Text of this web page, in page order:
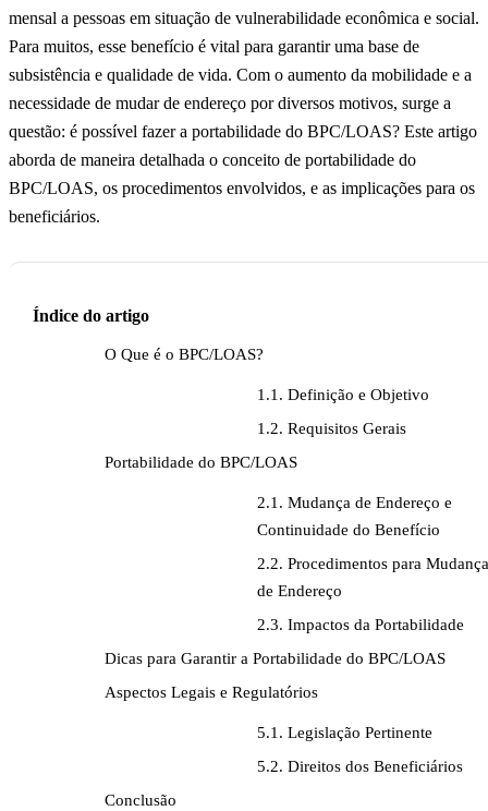
mensal a pessoas em situação de vulnerabilidade econômica e social.
Para muitos, esse benefício é vital para garantir uma base de
subsistência e qualidade de vida. Com o aumento da mobilidade e a
necessidade de mudar de endereço por diversos motivos, surge a
questão: é possível fazer a portabilidade do BPC/LOAS? Este artigo
aborda de maneira detalhada o conceito de portabilidade do
BPC/LOAS, os procedimentos envolvidos, e as implicações para os
beneficiários.
Índice do artigo
O Que é o BPC/LOAS?
1.1. Definição e Objetivo
1.2. Requisitos Gerais
Portabilidade do BPC/LOAS
2.1. Mudança de Endereço e
Continuidade do Benefício
2.2. Procedimentos para
de Endereço
2.3. Impactos da Portabilidade
Dicas para Garantir a Portabilidade do BPC/LOAS
Aspectos Legais e Regulatórios
5.1. Legislação Pertinente
5.2. Direitos dos Beneficiários
Conclusão